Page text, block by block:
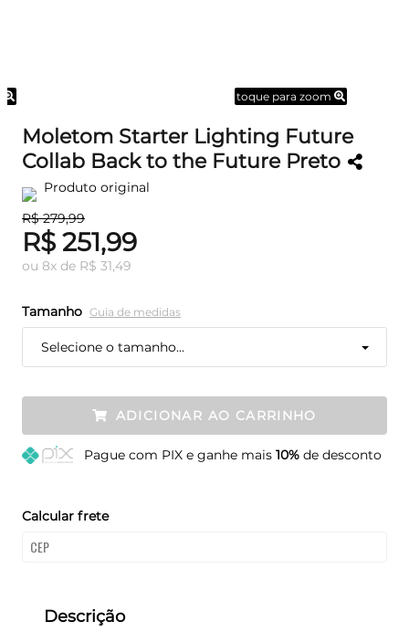
toque para zoom
Moletom Starter Lighting Future
Collab Back to the Future Preto
Produto original
R$ 279,99
R$ 251,99
ou 8x de R$ 31,49
Tamanho Guia de medidas
Selecione o tamanho...
ADICIONAR AO CARRINHO
Pague com PIX e ganhe mais 10%de desconto
Calcular frete
Descrição